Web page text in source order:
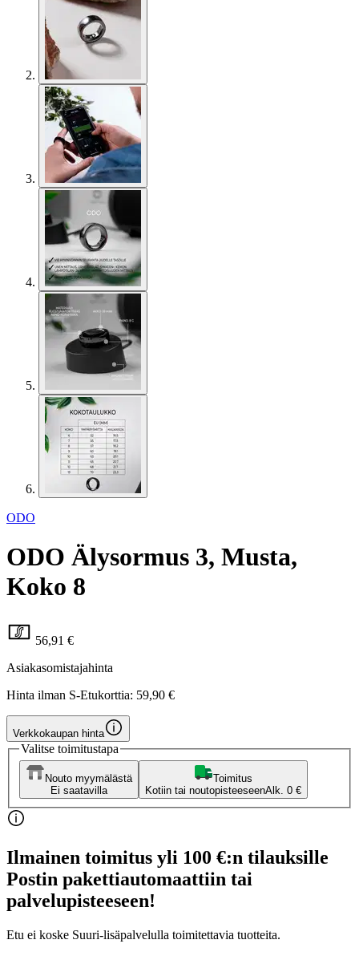
ODO
ODO Älysormus 3, Musta,
Koko 8
56,91 €
Asiakasomistajahinta
Hinta ilman S-Etukorttia: 59,90 €
Verkkokaupan hinta
Valitse toimitustapa
Nouto myymälästä
Ei saatavilla
Toimitus
Kotiin tai noutopisteeseenAlk. 0 €
Ilmainen toimitus yli 100 €:n tilauksille
Postin pakettiautomaattiin tai
palvelupisteeseen!
Etu ei koske Suuri‑lisäpalvelulla toimitettavia tuotteita.